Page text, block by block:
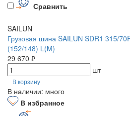
Сравнить
SAILUN
Грузовая шина SAILUN SDR1 315/
(152/148) L(M)
29 670 ₽
шт
В корзину
В наличии: много
В избранное